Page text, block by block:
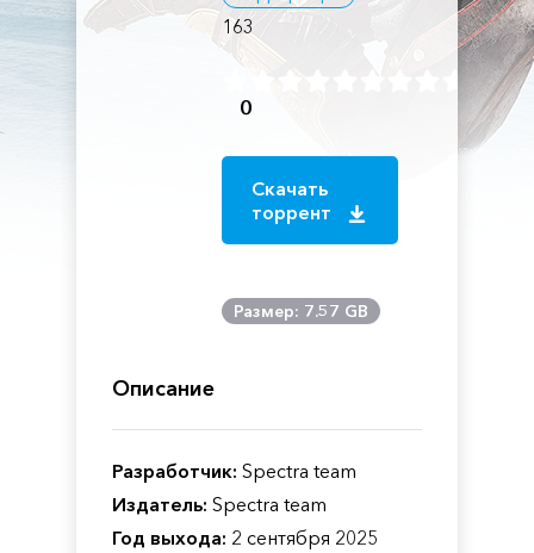
163
0
Скачать
торрент
Размер: 7.57 GB
Описание
Разработчик: Spectra team
Издатель: Spectra team
Год выхода: 2 сентября 2025